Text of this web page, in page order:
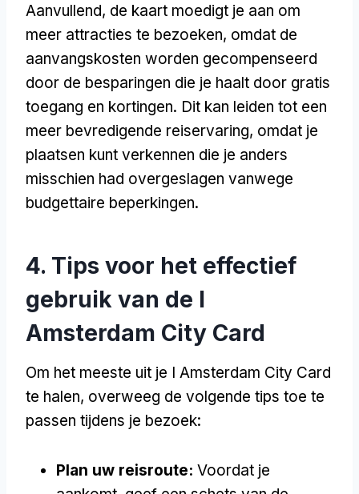
Aanvullend, de kaart moedigt je aan om
meer attracties te bezoeken, omdat de
aanvangskosten worden gecompenseerd
door de besparingen die je haalt door gratis
toegang en kortingen. Dit kan leiden tot een
meer bevredigende reiservaring, omdat je
plaatsen kunt verkennen die je anders
misschien had overgeslagen vanwege
budgettaire beperkingen.
4. Tips voor het effectief
gebruik van de I
Amsterdam City Card
Om het meeste uit je I Amsterdam City Card
te halen, overweeg de volgende tips toe te
passen tijdens je bezoek:
Plan uw reisroute: Voordat je